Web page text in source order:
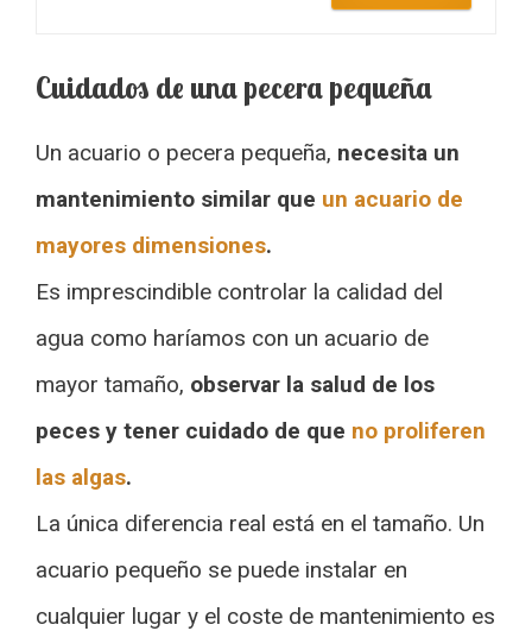
Cuidados de una pecera pequeña
Un acuario o pecera pequeña, necesita un
mantenimiento similar que un acuario de
mayores dimensiones.
Es imprescindible controlar la calidad del
agua como haríamos con un acuario de
mayor tamaño, observar la salud de los
peces y tener cuidado de que no proliferen
las algas.
La única diferencia real está en el tamaño. Un
acuario pequeño se puede instalar en
cualquier lugar y el coste de mantenimiento es